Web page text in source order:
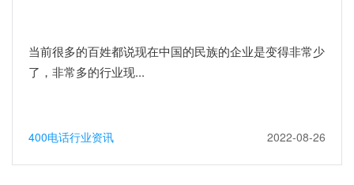
当前很多的百姓都说现在中国的民族的企业是变得非常少
了，非常多的行业现...
400电话行业资讯 2022-08-26